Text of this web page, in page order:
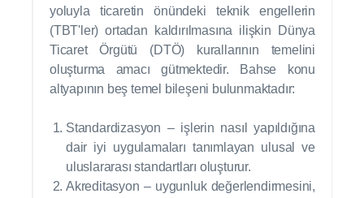
yoluyla ticaretin önündeki teknik engellerin
(TBT'ler) ortadan kaldırılmasına ilişkin Dünya
Ticaret Örgütü (DTÖ) kurallarının temelini
oluşturma amacı gütmektedir. Bahse konu
altyapının beş temel bileşeni bulunmaktadır:
Standardizasyon – işlerin nasıl yapıldığına
dair iyi uygulamaları tanımlayan ulusal ve
uluslararası standartları oluşturur.
Akreditasyon – uygunluk değerlendirmesini,